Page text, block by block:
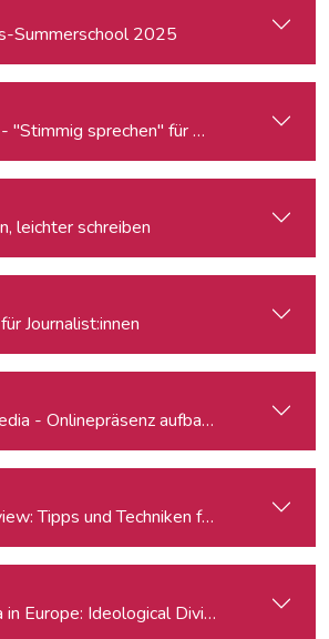
Summerschool 2025
"Stimmig sprechen" für Podcast,
leichter schreiben
Journalist:innen
- Onlinepräsenz aufbauen & Beiträge
Tipps und Techniken für TV und Web
in Europe: Ideological Divides,